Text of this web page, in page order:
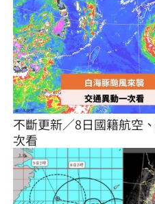
不斷更新／8日國籍航空
次看